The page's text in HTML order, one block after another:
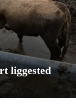
liggested